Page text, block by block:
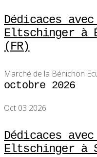
Dédicaces
Eltschinger à
(FR)
Marché de la Bénichon
octobre 2026
Oct 03 2026
Dédicaces
Eltschinger à